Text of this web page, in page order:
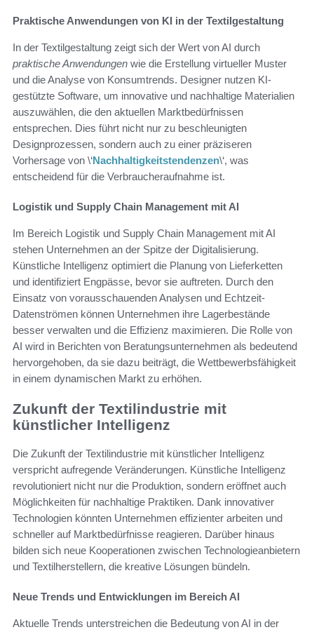
Praktische Anwendungen von KI in der Textilgestaltung
In der Textilgestaltung zeigt sich der Wert von AI durch
praktische Anwendungen wie die Erstellung virtueller Muster
und die Analyse von Konsumtrends. Designer nutzen KI-
gestützte Software, um innovative und nachhaltige Materialien
auszuwählen, die den aktuellen Marktbedürfnissen
entsprechen. Dies führt nicht nur zu beschleunigten
Designprozessen, sondern auch zu einer präziseren
Vorhersage von \‘Nachhaltigkeitstendenzen\‘, was
entscheidend für die Verbraucheraufnahme ist.
Logistik und Supply Chain Management mit AI
Im Bereich Logistik und Supply Chain Management mit AI
stehen Unternehmen an der Spitze der Digitalisierung.
Künstliche Intelligenz optimiert die Planung von Lieferketten
und identifiziert Engpässe, bevor sie auftreten. Durch den
Einsatz von vorausschauenden Analysen und Echtzeit-
Datenströmen können Unternehmen ihre Lagerbestände
besser verwalten und die Effizienz maximieren. Die Rolle von
AI wird in Berichten von Beratungsunternehmen als bedeutend
hervorgehoben, da sie dazu beiträgt, die Wettbewerbsfähigkeit
in einem dynamischen Markt zu erhöhen.
Zukunft der Textilindustrie mit
künstlicher Intelligenz
Die Zukunft der Textilindustrie mit künstlicher Intelligenz
verspricht aufregende Veränderungen. Künstliche Intelligenz
revolutioniert nicht nur die Produktion, sondern eröffnet auch
Möglichkeiten für nachhaltige Praktiken. Dank innovativer
Technologien könnten Unternehmen effizienter arbeiten und
schneller auf Marktbedürfnisse reagieren. Darüber hinaus
bilden sich neue Kooperationen zwischen Technologieanbietern
und Textilherstellern, die kreative Lösungen bündeln.
Neue Trends und Entwicklungen im Bereich AI
Aktuelle Trends unterstreichen die Bedeutung von AI in der